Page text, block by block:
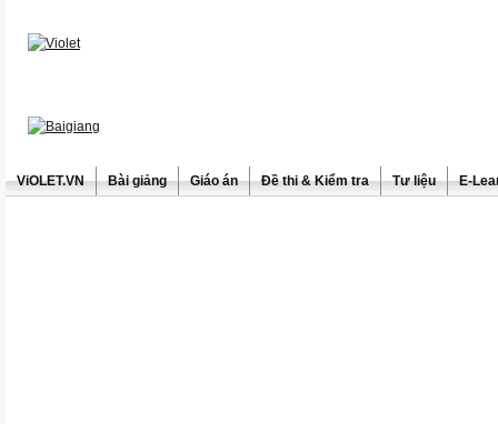
ViOLET.VN Bài giảng Giáo án Đề thi & Kiểm tra Tư liệu E-